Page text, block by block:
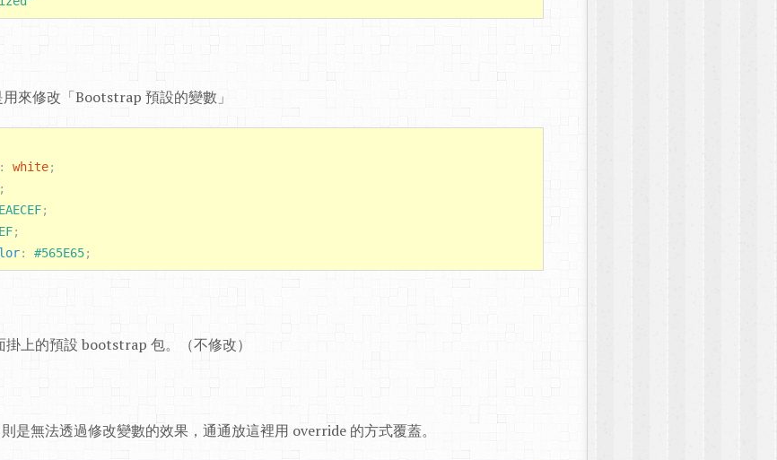
來修改「Bootstrap 預設的變數」
: white;
;
;
;
: #565E65;
上的預設 bootstrap 包。（不修改）
是無法透過修改變數的效果，通通放這裡用 override 的方式覆蓋。